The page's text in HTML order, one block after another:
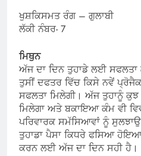
ਖੁਸ਼ਕਿਸਮਤ ਰੰਗ – ਗੁਲਾਬੀ
ਲੱਕੀ ਨੰਬਰ- 7
ਮਿਥੁਨ
ਅੱਜ ਦਾ ਦਿਨ ਤੁਹਾਡੇ ਲਈ
ਤੁਸੀਂ ਦਫਤਰ ਵਿੱਚ ਕਿਸੇ ਨਵੇਂ
ਸਫਲਤਾ ਮਿਲੇਗੀ। ਅੱਜ ਤੁਹਾਨੂੰ ਕੁਝ
ਮਿਲੇਗਾ ਅਤੇ ਬਕਾਇਆ ਕੰਮ ਵੀ
ਪਰਿਵਾਰਕ ਸਮੱਸਿਆਵਾਂ ਨੂੰ
ਤੁਹਾਡਾ ਪੈਸਾ ਕਿਧਰੇ ਫਸਿਆ
ਕਰਨ ਲਈ ਅੱਜ ਦਾ ਦਿਨ ਸਹੀ ਹੈ।